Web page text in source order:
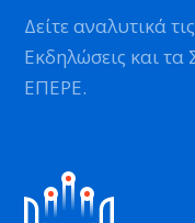
Δείτε αναλυτικά
Εκδηλώσεις και τα
ΕΠΕΡΕ.